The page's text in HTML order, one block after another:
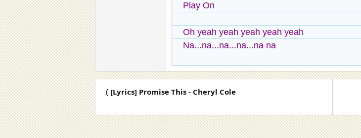
Play On
Oh yeah yeah yeah yeah yeah
Na...na...na...na...na na
〈 [Lyrics] Promise This - Cheryl Cole